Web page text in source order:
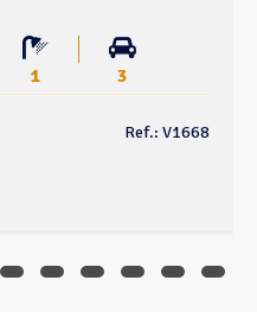
1 3
Ref.: V1668